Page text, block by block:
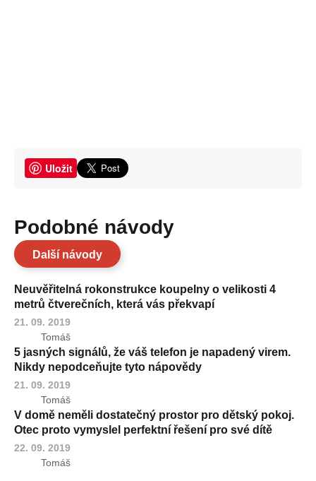
Uložit
Podobné návody
Další návody
Neuvěřitelná rokonstrukce koupelny o velikosti 4
metrů čtverečních, která vás překvapí
21. 09. 2019
Tomáš
5 jasných signálů, že váš telefon je napadený virem.
Nikdy nepodceňujte tyto nápovědy
21. 09. 2019
Tomáš
V domě neměli dostatečný prostor pro dětský pokoj.
Otec proto vymyslel perfektní řešení pro své dítě
22. 09. 2019
Tomáš